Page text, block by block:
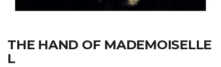
THE HAND OF MADEMOISELLE
L